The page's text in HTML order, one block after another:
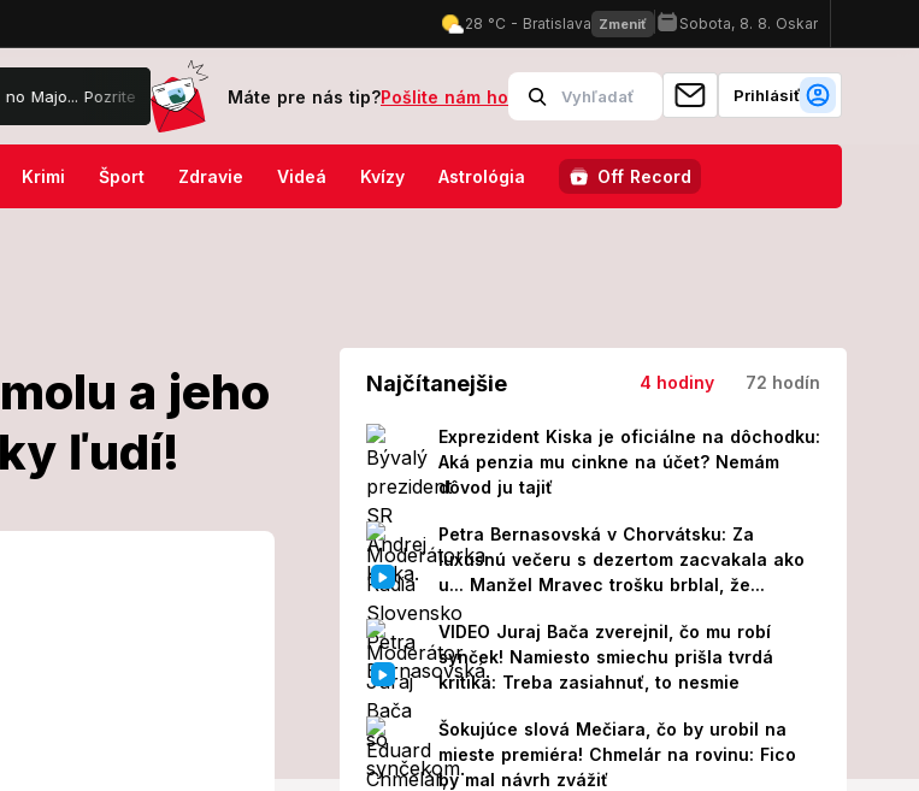
VIDEO! Števa Skrúcaného dožrali politici v USA, Rusku a na Slovensku: Vrátili sa do feudalizmu?! Keď už majú
Máte pre nás tip?Pošlite nám ho Prihlásiť
Krimi Šport Zdravie Videá Kvízy Astrológia Off Record
a jeho
ľudí!
si povedia svoje áno.
Najčítanejšie 4 hodiny 72 hodín
Exprezident Kiska je oficiálne na dôchodku:
Aká penzia mu cinkne na účet? Nemám
dôvod ju tajiť
Petra Bernasovská v Chorvátsku: Za
luxusnú večeru s dezertom zacvakala ako
u... Manžel Mravec trošku brblal, že...
VIDEO Juraj Bača zverejnil, čo mu robí
synček! Namiesto smiechu prišla tvrdá
kritika: Treba zasiahnuť, to nesmie
Šokujúce slová Mečiara, čo by urobil na
mieste premiéra! Chmelár na rovinu: Fico
by mal návrh zvážiť